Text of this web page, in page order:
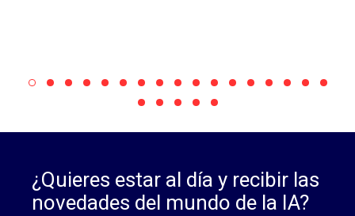
¿Quieres estar al día y recibir las
novedades del mundo de la IA?